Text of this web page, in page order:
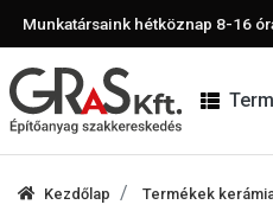
Munkatársaink hétköznap 8-16
Kezdőlap Termékek